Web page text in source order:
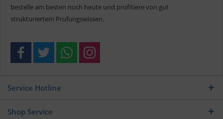
bestelle am besten noch heute und profitiere von gut
strukturiertem Prüfungswissen.
Service Hotline
Shop Service